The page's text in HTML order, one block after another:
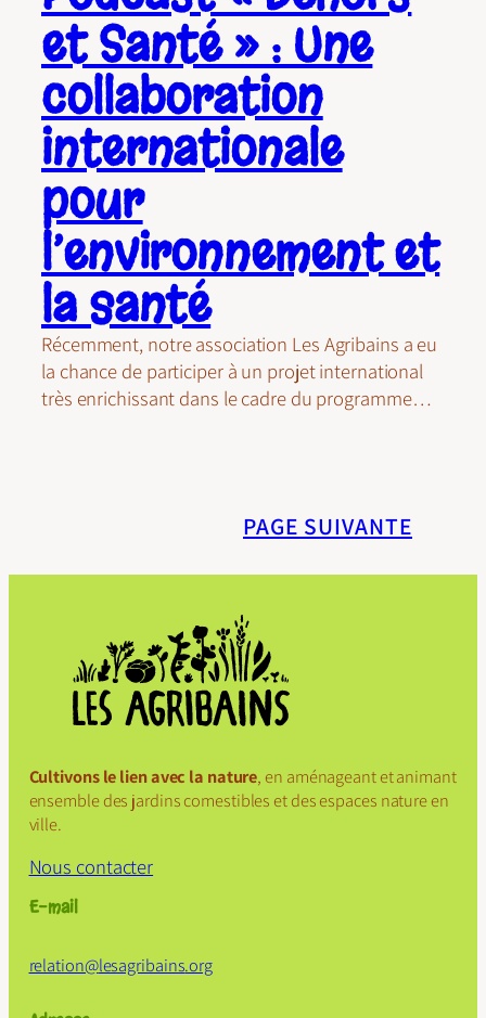
et Santé » : Une
collaboration
internationale
pour
l’environnement et
la santé
Récemment, notre association Les Agribains a eu
la chance de participer à un projet international
très enrichissant dans le cadre du programme…
PAGE SUIVANTE
Cultivons le lien avec la nature, en aménageant et animant
ensemble des jardins comestibles et des espaces nature en
ville.
Nous contacter
E-mail
relation@lesagribains.org